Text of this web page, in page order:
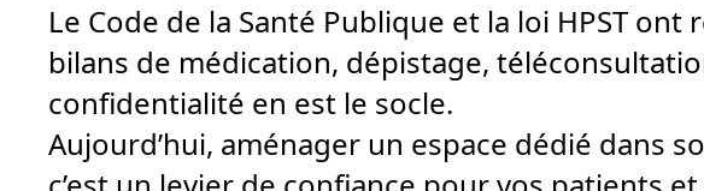
Le Code de la Santé Publique et la loi HPST
bilans de médication, dépistage,
confidentialité en est le socle.
Aujourd’hui, aménager un espace dédié dans